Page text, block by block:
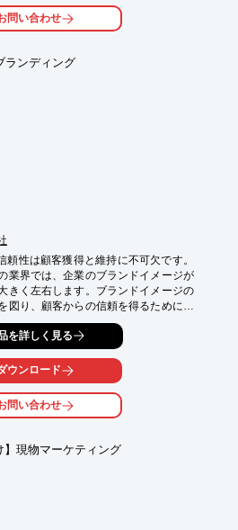
たはランディングページとの連携
ゲティング
の誘導による、顧客行動の可視化
問い合わせ
ランディング
頼性は顧客獲得と維持に不可欠です。
業界では、企業のブランドイメージが
きく左右します。ブランドイメージの
図り、顧客からの信頼を得るために重
IT企業のブランド価値向上を支援しま
ギュレーション、運用マニュアルま
供し、企業の信頼性向上に貢献しま
ン
を詳しく見る
ウンロード
問い合わせ
】現物マーケティング